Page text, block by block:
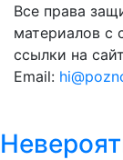
Все права
материалов с
ссылки на
Email: